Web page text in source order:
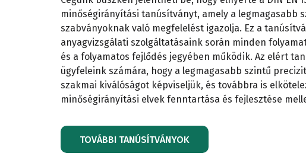
minőségirányítási tanúsítványt, amely a legmagasabb
szabványoknak való megfelelést igazolja. Ez a
anyagvizsgálati szolgáltatásaink során minden
és a folyamatos fejlődés jegyében működik. Az elért
ügyfeleink számára, hogy a legmagasabb szintű
szakmai kiválóságot képviseljük, és továbbra is
minőségirányítási elvek fenntartása és fejlesztése
TOVÁBBI TANÚSÍTVÁNYOK